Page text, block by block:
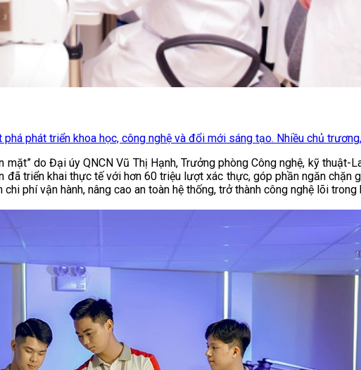
phát triển khoa học, công nghệ và đổi mới sáng tạo. Nhiều chủ trương,
do Đại úy QNCN Vũ Thị Hạnh, Trưởng phòng Công nghệ, kỹ thuật-
triển khai thực tế với hơn 60 triệu lượt xác thực, góp phần ngăn chặn
phí vận hành, nâng cao an toàn hệ thống, trở thành công nghệ lõi trong